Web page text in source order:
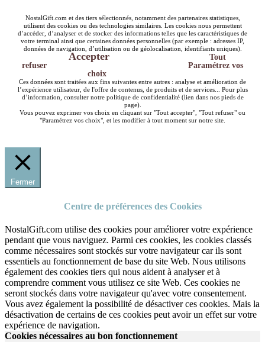
NostalGift.com et des tiers sélectionnés, notamment des partenaires statistiques,
utilisent des cookies ou des technologies similaires. Les cookies nous permettent
d’accéder, d’analyser et de stocker des informations telles que les caractéristiques de
votre terminal ainsi que certaines données personnelles (par exemple : adresses IP,
données de navigation, d’utilisation ou de géolocalisation, identifiants uniques).
Accepter
Tout
refuser
Paramétrez vos
choix
Ces données sont traitées aux fins suivantes entre autres : analyse et amélioration de
l’expérience utilisateur, de l'offre de contenus, de produits et de services... Pour plus
d’information, consulter notre politique de confidentialité (lien dans nos pieds de
page).
Vous pouvez exprimer vos choix en cliquant sur "Tout accepter", "Tout refuser" ou
"Paramétrez vos choix", et les modifier à tout moment sur notre site.
Fermer
Centre de préférences des Cookies
NostalGift.com utilise des cookies pour améliorer votre expérience
pendant que vous naviguez. Parmi ces cookies, les cookies classés
comme nécessaires sont stockés sur votre navigateur car ils sont
essentiels au fonctionnement de base du site Web. Nous utilisons
également des cookies tiers qui nous aident à analyser et à
comprendre comment vous utilisez ce site Web. Ces cookies ne
seront stockés dans votre navigateur qu'avec votre consentement.
Vous avez également la possibilité de désactiver ces cookies. Mais la
désactivation de certains de ces cookies peut avoir un effet sur votre
expérience de navigation.
Cookies nécessaires au bon fonctionnement